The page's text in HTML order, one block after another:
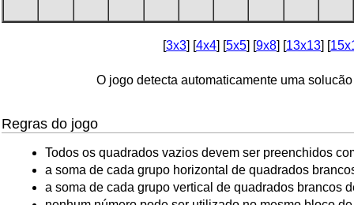
[3x3] [4x4] [5x5] [9x8] [13x13] [
O jogo detecta automaticamente uma
Regras do jogo
Todos os quadrados vazios devem ser preenchidos
a soma de cada grupo horizontal de quadrados
a soma de cada grupo vertical de quadrados brancos